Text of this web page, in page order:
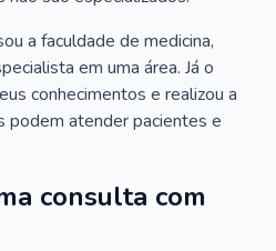
a faculdade de medicina,
em uma área. Já o
conhecimentos e realizou a
podem atender pacientes e
consulta com